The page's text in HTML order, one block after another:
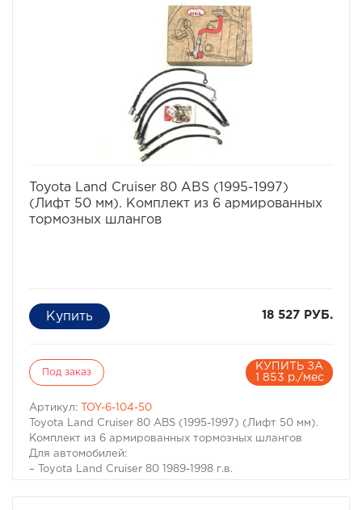
Toyota Land Cruiser 80 ABS (1995-1997)
(Лифт 50 мм). Комплект из 6 армированных
тормозных шлангов
18 527 РУБ.
Под заказ
КУПИТЬ ЗА
1 853 р./мес
Артикул:
TOY-6-104-50
Toyota Land Cruiser 80 ABS (1995-1997) (Лифт 50 мм).
Комплект из 6 армированных тормозных шлангов
Для автомобилей:
– Toyota Land Cruiser 80 1989-1998 г.в.